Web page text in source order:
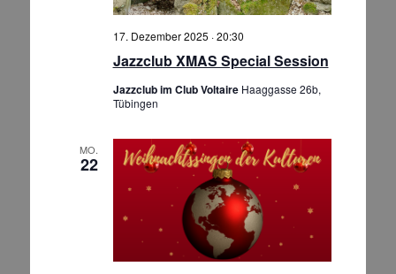
Jazzclub XMAS Special Session
17. Dezember 2025 · 20:30
Jazzclub im Club Voltaire Haaggasse 26b,
Tübingen
MO.
22